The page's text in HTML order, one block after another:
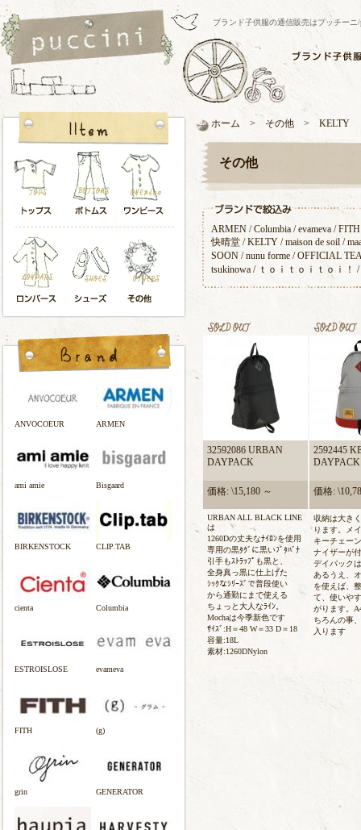
ブランド子供服の通信販売はプッチー
ANVOCOEUR ARMEN
ami amie Bisgaard
BIRKENSTOCK CLIP.TAB
cienta Columbia
ESTROISLOSE evameva
FITH (g)
grin GENERATOR
ホーム > その他 > KELTY
その他
ARMEN /Columbia /evameva /FITH
快晴堂 /KELTY /maison de soil /
SOON /nunu forme /OFFICIAL
tsukinowa / ｔｏｉｔｏｉｔｏｉ！ /
32592086 URBAN
DAYPACK
価格: \15,180 ～
URBAN ALL BLACK LINE
は
1260Dの丈夫なﾅｲﾛﾝを使用
専用の黒ﾀｸﾞに黒いﾌﾞﾀﾊﾞﾅ
引手もｽﾄﾗｯﾌﾟも黒と、
全身真っ黒に仕上げた
ｼｯｸなｼﾘｰｽﾞで普段使い
から通勤にまで使える
ちょっと大人なﾗｲﾝ。
Mochaは今季新色です
ｻｲｽﾞ:H＝48 W＝33 D＝18
容量:18L
素材:1260DNylon
2592445
DAYPACK
価格:
収納は大き
ります。メ
キーチェー
ナイザーが
デイパック
あるうえ、
を使えば、
て、使いや
がります。
ちろんの事
入ります